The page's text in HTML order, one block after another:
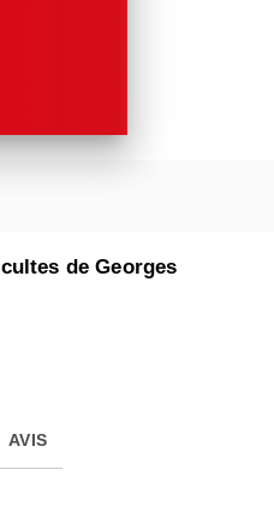
de Georges
AVIS